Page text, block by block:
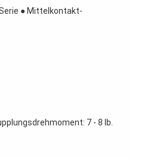
● Mittelkontakt-
7 - 8 lb.